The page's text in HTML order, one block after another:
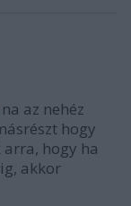
na az nehéz
hogy
hogy ha
akkor